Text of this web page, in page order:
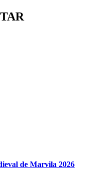
de Marvila 2026